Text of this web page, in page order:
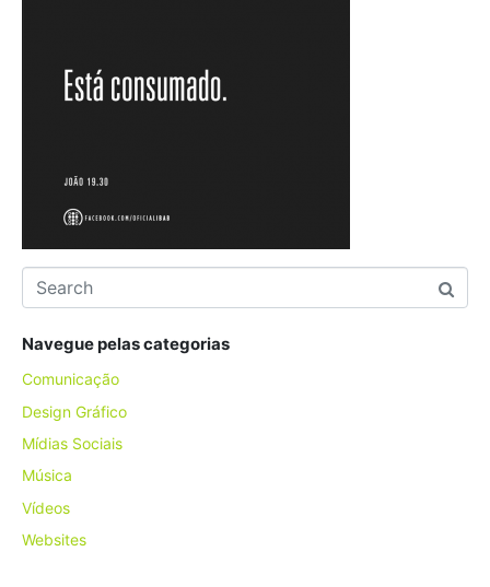
Navegue pelas categorias
Comunicação
Design Gráfico
Mídias Sociais
Música
Vídeos
Websites